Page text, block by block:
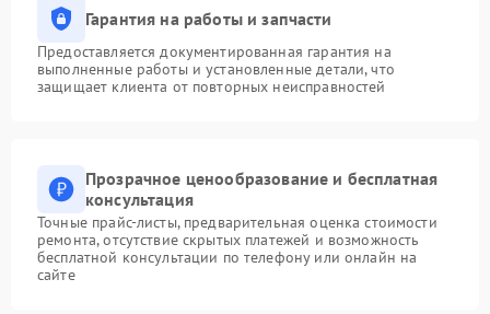
Гарантия на работы и запчасти
Предоставляется документированная гарантия на
выполненные работы и установленные детали, что
защищает клиента от повторных неисправностей
Прозрачное ценообразование и бесплатная
консультация
Точные прайс-листы, предварительная оценка стоимости
ремонта, отсутствие скрытых платежей и возможность
бесплатной консультации по телефону или онлайн на
сайте